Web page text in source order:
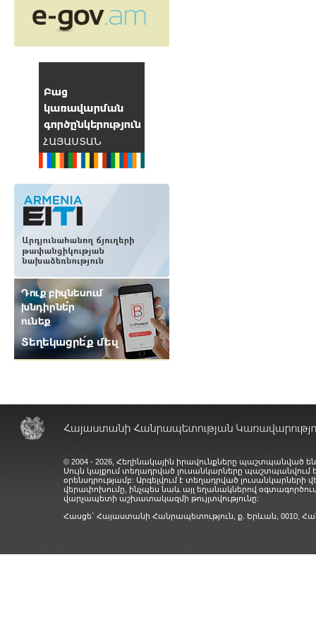
© 2004 - 2026, Հեղինակային իրավունքները պաշտպանված
Սույն կայքում տեղադրված լուսանկարները
օրենսդրությամբ: Արգելվում է տեղադրված
վերափոխումը, ինչպես նաև այլ եղանակներով
վարչապետի աշխատակազմի թույլտվությունը:
Հասցե` Հայաստանի Հանրապետություն, ք. Երևան, 0010,